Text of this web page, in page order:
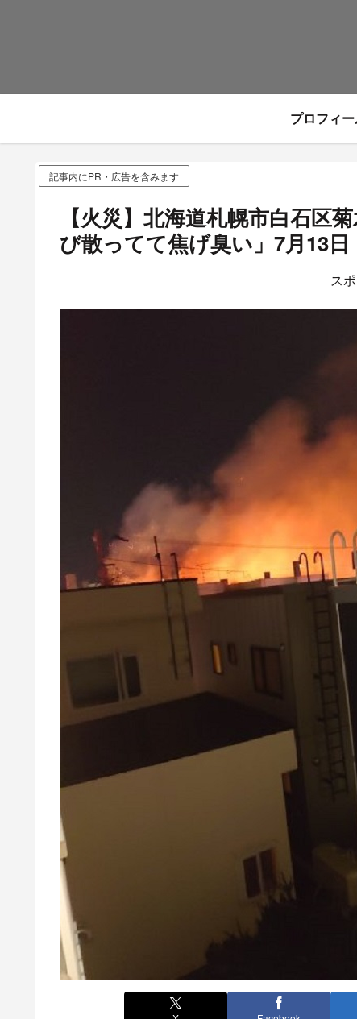
プロフィ
記事内にPR・広告を含みます
【火災】北海道札幌市白石区
び散ってて焦げ臭い」7月13日
ス